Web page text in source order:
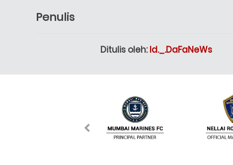
Penulis
Ditulis oleh:Id._.DaFaNeWs